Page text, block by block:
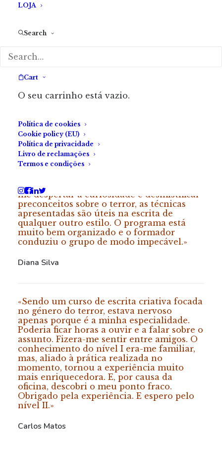
LOJA
Search
Cart
O seu carrinho está vazio.
Política de cookies
Cookie policy (EU)
Política de privacidade
Livro de reclamações
Termos e condições
nos que terror é muito mais do que pregar
preenchidas e são abordadas tanto
técnicas, não esquecendo as referências
Assim, desperta-nos a curiosidade para
Alexandra Duarte
«Excelente iniciativa! Participei na oficina
nenhum sobre o assunto. Porém, além de
me despertar a curiosidade e desmistificar
preconceitos sobre o terror, as técnicas
apresentadas são úteis na escrita de
qualquer outro estilo. O programa está
muito bem organizado e o formador
conduziu o grupo de modo impecável.»
Diana Silva
«Sendo um curso de escrita criativa focada
no género do terror, estava nervoso
apenas porque é a minha especialidade.
Poderia ficar horas a ouvir e a falar sobre o
assunto. Fizera-me sentir entre amigos. O
conhecimento do nível I era-me familiar,
mas, aliado à prática realizada no
momento, tornou a experiência muito
mais enriquecedora. E, por causa da
oficina, descobri o meu ponto fraco.
Obrigado pela experiência. E espero pelo
nível II.»
Carlos Matos